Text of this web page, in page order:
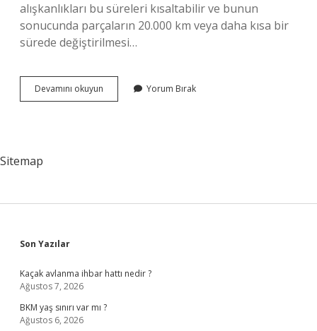
alışkanlıkları bu süreleri kısaltabilir ve bunun
sonucunda parçaların 20.000 km veya daha kısa bir
sürede değiştirilmesi…
Devamını okuyun Debriyaj
Teli
Yorum Bırak
Sitemap
Sidebar
Son Yazılar
Kaçak avlanma ihbar hattı nedir ?
Ağustos 7, 2026
BKM yaş sınırı var mı ?
Ağustos 6, 2026